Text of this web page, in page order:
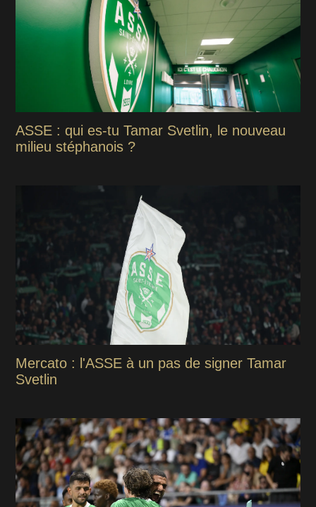
ASSE : qui es-tu Tamar Svetlin, le nouveau
milieu stéphanois ?
Mercato : l'ASSE à un pas de signer Tamar
Svetlin